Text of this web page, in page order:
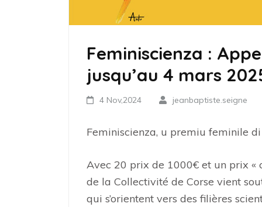
Feminiscienza :
jusqu’au 4 mars
4 Nov,2024 jeanbaptiste.seigne
Feminiscienza, u premiu feminile
Avec 20 prix de 1000€ et un prix
de la Collectivité de Corse vient
qui s’orientent vers des filières